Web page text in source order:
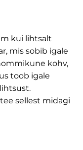
kui lihtsalt
mis sobib igale
kohv,
toob igale
sellest midagi